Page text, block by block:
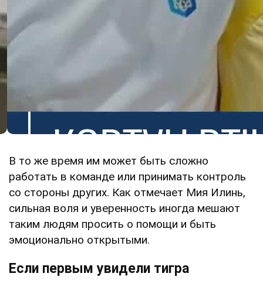
В то же время им может быть сложно
работать в команде или принимать контроль
со стороны других. Как отмечает Мия Илинь,
сильная воля и уверенность иногда мешают
таким людям просить о помощи и быть
эмоционально открытыми.
Если первым увидели тигра